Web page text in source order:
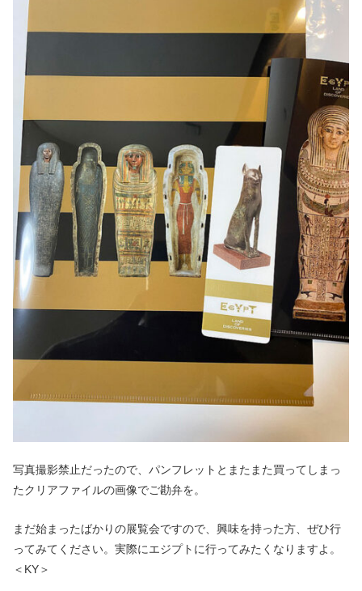
写真撮影禁止だったので、パンフレットとまたまた買ってしまっ
たクリアファイルの画像でご勘弁を。
まだ始まったばかりの展覧会ですので、興味を持った方、ぜひ行
ってみてください。実際にエジプトに行ってみたくなりますよ。
＜KY＞